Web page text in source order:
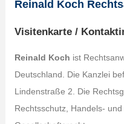
Reinald Koch
Visitenkarte /
Reinald Koch ist
Deutschland. Die Kanzlei
Lindenstraße 2. Die
Rechtsschutz, Handels-